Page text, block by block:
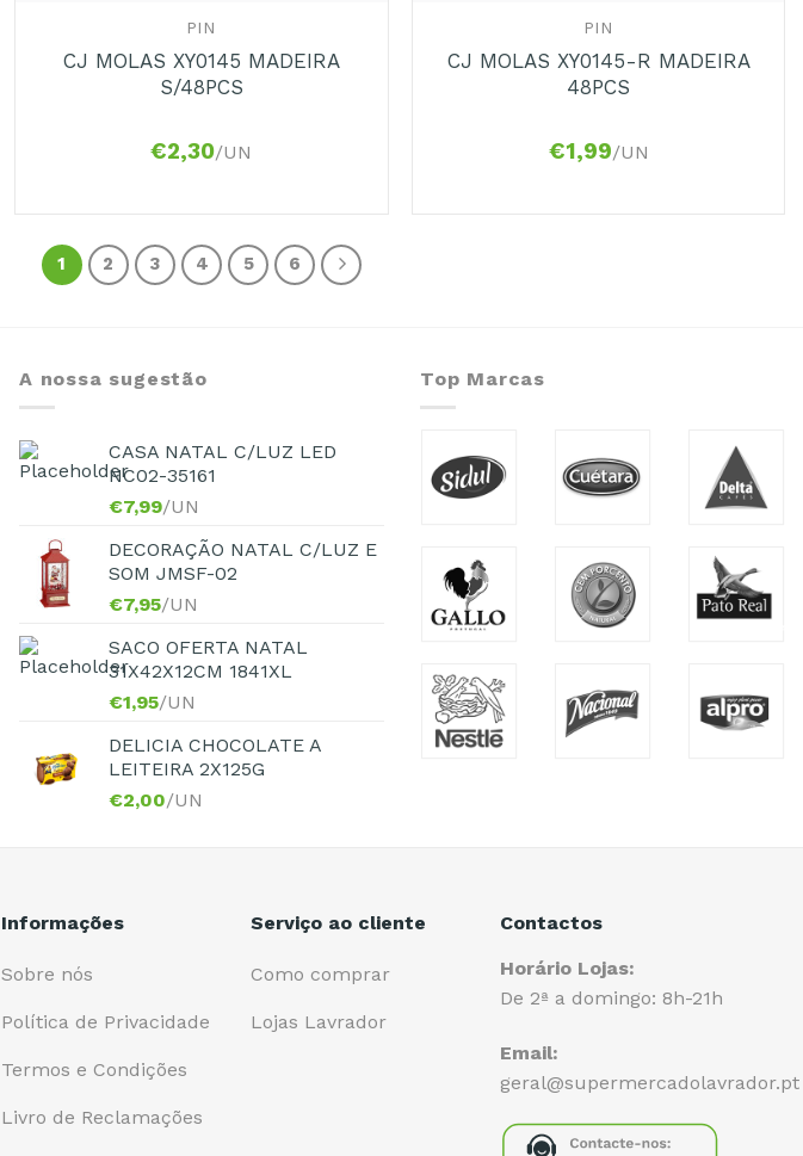
PIN
CJ MOLAS XY0145 MADEIRA
S/48PCS
€2,30/UN
PIN
CJ MOLAS XY0145-R MADEIRA
48PCS
€1,99/UN
1 2 3 4 5 6
A nossa sugestão
CASA NATAL C/LUZ LED
NC02-35161
€7,99/UN
DECORAÇÃO NATAL C/LUZ E
SOM JMSF-02
€7,95/UN
SACO OFERTA NATAL
31X42X12CM 1841XL
€1,95/UN
DELICIA CHOCOLATE A
LEITEIRA 2X125G
€2,00/UN
Top Marcas
Informações
Sobre nós
Política de Privacidade
Termos e Condições
Livro de Reclamações
Serviço ao cliente
Como comprar
Lojas Lavrador
Contactos
Horário Lojas:
De 2ª a domingo: 8h-21h
Email:
geral@supermercadolavrador.pt